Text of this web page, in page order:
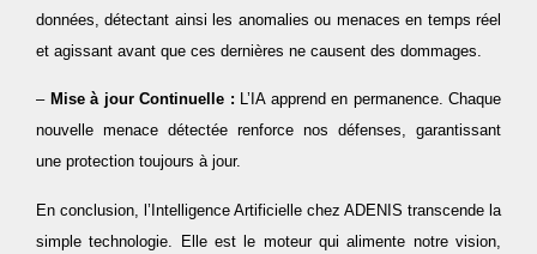
données, détectant ainsi les anomalies ou menaces en temps réel
et agissant avant que ces dernières ne causent des dommages.
– Mise à jour Continuelle : L’IA apprend en permanence. Chaque
nouvelle menace détectée renforce nos défenses, garantissant
une protection toujours à jour.
En conclusion, l’Intelligence Artificielle chez ADENIS transcende la
simple technologie. Elle est le moteur qui alimente notre vision,